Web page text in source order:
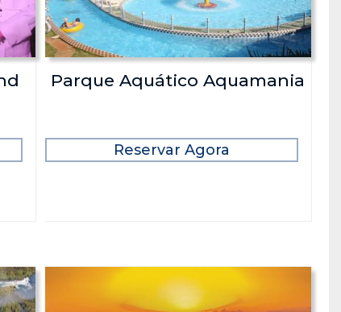
Parque Aquático Aquamania
Reservar Agora